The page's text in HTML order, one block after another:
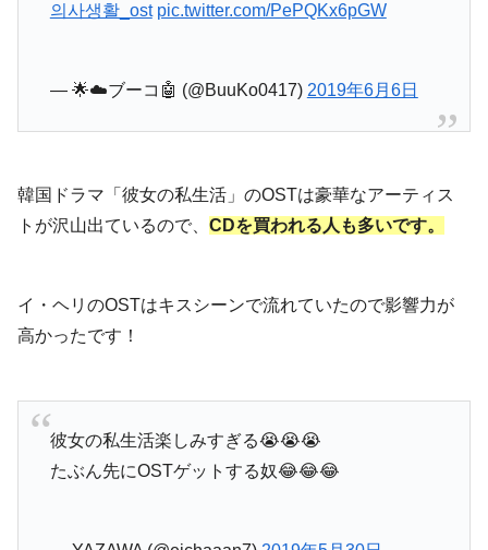
의사생활_ost pic.twitter.com/PePQKx6pGW
— 🌟☁️ブーコ🤖 (@BuuKo0417) 2019年6月6日
韓国ドラマ「彼女の私生活」のOSTは豪華なアーティス
トが沢山出ているので、 CDを買われる人も多いです。
イ・ヘリのOSTはキスシーンで流れていたので影響力が
高かったです！
彼女の私生活楽しみすぎる😭😭😭
たぶん先にOSTゲットする奴😂😂😂